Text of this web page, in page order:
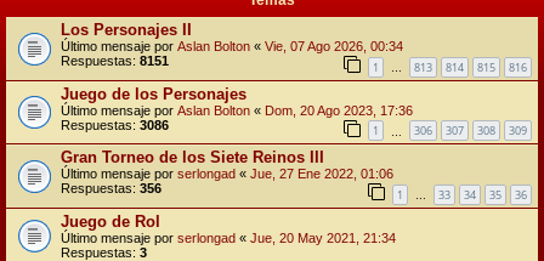
Los Personajes II
Último mensaje por Aslan Bolton « Vie, 07 Ago 2026, 00:34
Respuestas: 8151 1 … 813 814 815 816
Juego de los Personajes
Último mensaje por Aslan Bolton « Dom, 20 Ago 2023, 17:36
Respuestas: 3086 1 306 307 308 309
Gran Torneo de los Siete Reinos III
Último mensaje por serlongad « Jue, 27 Ene 2022, 01:06
Respuestas: 356 1 … 33 34 35 36
Juego de Rol
Último mensaje por serlongad « Jue, 20 May 2021, 21:34
Respuestas: 3